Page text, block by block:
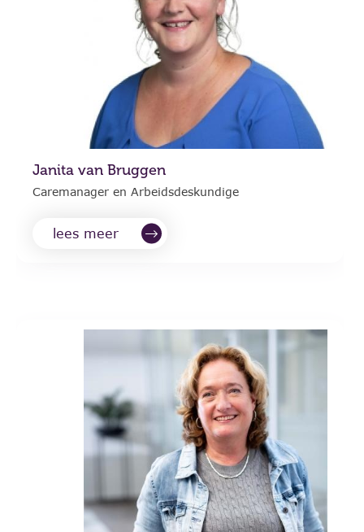
Janita van Bruggen
Caremanager en Arbeidsdeskundige
lees meer